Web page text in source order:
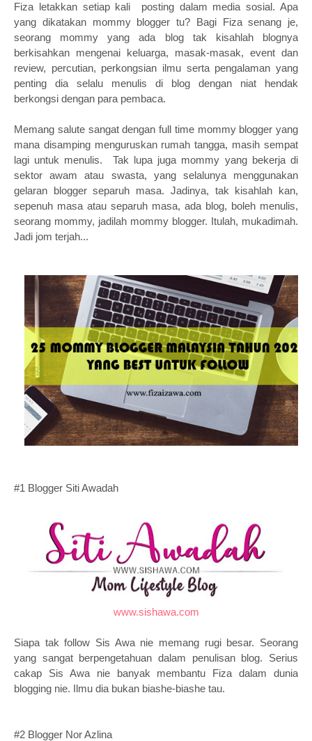
Fiza letakkan setiap kali posting dalam media sosial. Apa
yang dikatakan mommy blogger tu? Bagi Fiza senang je,
seorang mommy yang ada blog tak kisahlah blognya
berkisahkan mengenai keluarga, masak-masak, event dan
review, percutian, perkongsian ilmu serta pengalaman yang
penting dia selalu menulis di blog dengan niat hendak
berkongsi dengan para pembaca.
Memang salute sangat dengan full time mommy blogger yang
mana disamping menguruskan rumah tangga, masih sempat
lagi untuk menulis. Tak lupa juga mommy yang bekerja di
sektor awam atau swasta, yang selalunya menggunakan
gelaran blogger separuh masa. Jadinya, tak kisahlah kan,
sepenuh masa atau separuh masa, ada blog, boleh menulis,
seorang mommy, jadilah mommy blogger. Itulah, mukadimah.
Jadi jom terjah...
#1 Blogger Siti Awadah
www.sishawa.com
Siapa tak follow Sis Awa nie memang rugi besar. Seorang
yang sangat berpengetahuan dalam penulisan blog. Serius
cakap Sis Awa nie banyak membantu Fiza dalam dunia
blogging nie. Ilmu dia bukan biashe-biashe tau.
#2 Blogger Nor Azlina